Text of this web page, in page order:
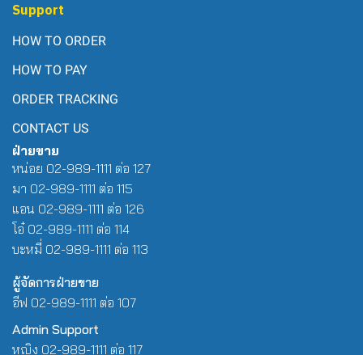
Support
HOW TO ORDER
HOW TO PAY
ORDER TRACKING
CONTACT US
ฝ่ายขาย
หน่อย 02-989-1111 ต่อ 127
มา 02-989-1111 ต่อ 115
แอน 02-989-1111 ต่อ 126
โอ๋ 02-989-1111 ต่อ 114
บะหมี่ 02-989-1111 ต่อ 113
ผู้จัดการฝ่ายขาย
อีฟ 02-989-1111 ต่อ 107
Admin Support
หญิง 02-989-1111 ต่อ 117